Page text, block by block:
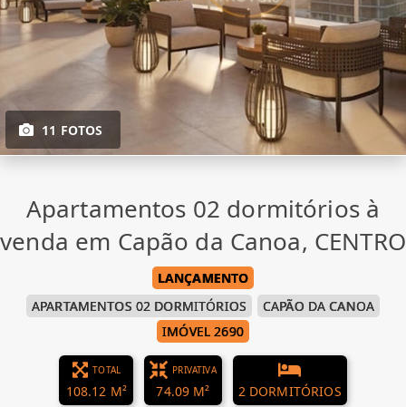
11 FOTOS
Apartamentos 02 dormitórios à
venda em Capão da Canoa, CENTRO
LANÇAMENTO
APARTAMENTOS 02 DORMITÓRIOS
CAPÃO DA CANOA
IMÓVEL 2690
TOTAL
108.12 M²
PRIVATIVA
74.09 M² 2 DORMITÓRIOS